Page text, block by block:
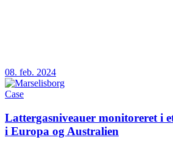
08. feb. 2024
Case
Lattergasniveauer monitoreret i
i Europa og Australien